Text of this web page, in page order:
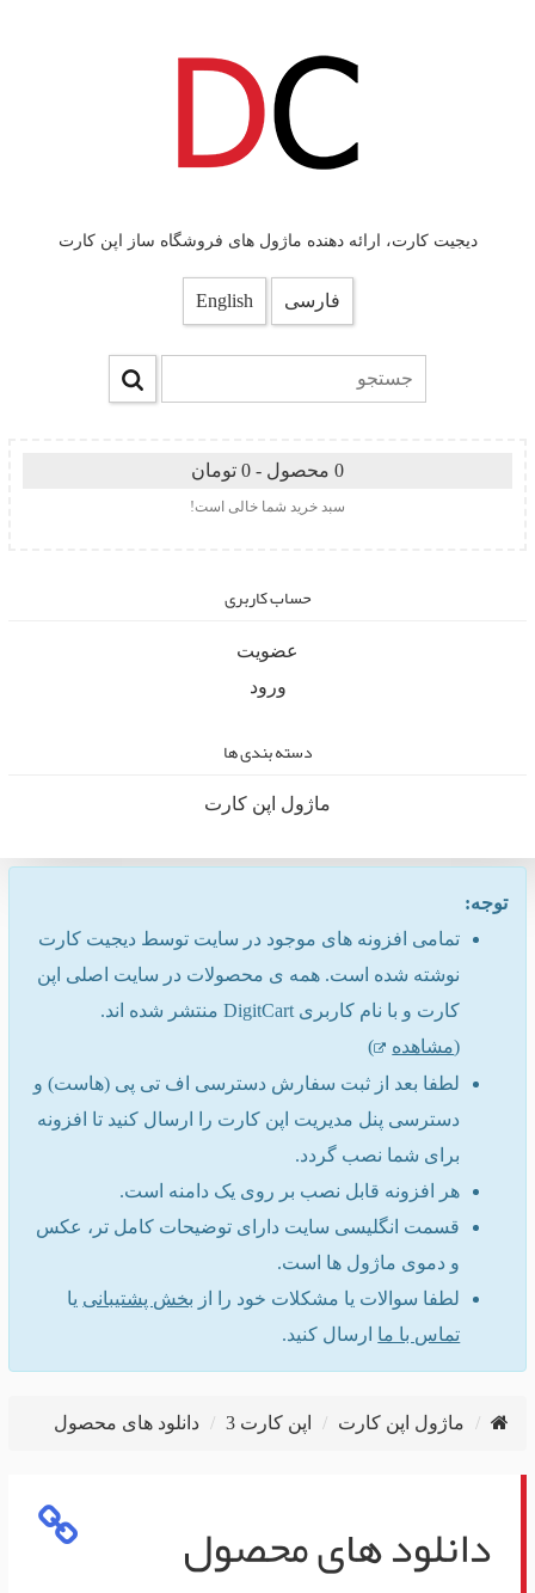
دیجیت کارت، ارائه دهنده ماژول های فروشگاه ساز اپن کارت
فارسی English
0 محصول - 0 تومان
سبد خرید شما خالی است!
حساب کاربری
عضویت
ورود
دسته بندی ها
ماژول اپن کارت
توجه:
تمامی افزونه های موجود در سایت توسط دیجیت کارت
نوشته شده است. همه ی محصولات در سایت اصلی اپن
کارت و با نام کاربری DigitCart منتشر شده اند.
(مشاهده
)
لطفا بعد از ثبت سفارش دسترسی اف تی پی (هاست) و
دسترسی پنل مدیریت اپن کارت را ارسال کنید تا افزونه
برای شما نصب گردد.
هر افزونه قابل نصب بر روی یک دامنه است.
قسمت انگلیسی سایت دارای توضیحات کامل تر، عکس
و دموی ماژول ها است.
لطفا سوالات یا مشکلات خود را از بخش پشتیبانی یا
تماس با ما ارسال کنید.
ماژول اپن کارت اپن کارت 3 دانلود های محصول
دانلود های محصول